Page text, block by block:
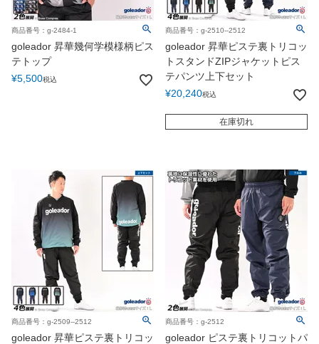
商品番号：g-2484-1
goleador 昇華幾何学模様柄ピス
テトップ
¥5,500税込
商品番号：g-2510--2512
goleador 昇華ピステ裏トリコッ
トスタンドZIPジャケットピス
テパンツ上下セット
¥20,240税込
在庫切れ
商品番号：g-2509--2512
goleador 昇華ピステ裏トリコッ
商品番号：g-2512
goleador ピステ裏トリコットパ